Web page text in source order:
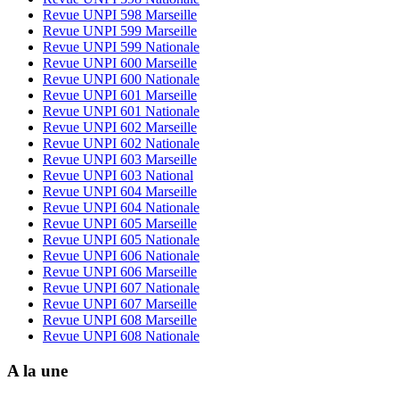
Revue UNPI 598 Marseille
Revue UNPI 599 Marseille
Revue UNPI 599 Nationale
Revue UNPI 600 Marseille
Revue UNPI 600 Nationale
Revue UNPI 601 Marseille
Revue UNPI 601 Nationale
Revue UNPI 602 Marseille
Revue UNPI 602 Nationale
Revue UNPI 603 Marseille
Revue UNPI 603 National
Revue UNPI 604 Marseille
Revue UNPI 604 Nationale
Revue UNPI 605 Marseille
Revue UNPI 605 Nationale
Revue UNPI 606 Nationale
Revue UNPI 606 Marseille
Revue UNPI 607 Nationale
Revue UNPI 607 Marseille
Revue UNPI 608 Marseille
Revue UNPI 608 Nationale
A la une